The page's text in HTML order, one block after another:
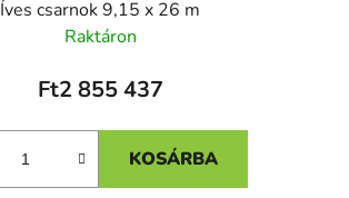
Íves csarnok 9,15 x 26 m
Raktáron
Ft2 855 437
KOSÁRBA